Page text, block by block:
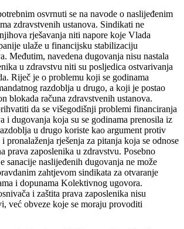
osvrnuti se na navode o naslijeđenim
zdravstvenih ustanova. Sindikati ne
rješavanja niti napore koje Vlada
ulaže u financijsku stabilizaciju
Međutim, navedena dugovanja nisu nastala
u zdravstvu niti su posljedica ostvarivanja
Riječ je o problemu koji se godinama
razdoblja u drugo, a koji je postao
blokada računa zdravstvenih ustanova.
da se višegodišnji problemi financiranja
i dugovanja koja su se godinama prenosila iz
u drugo koriste kao argument protiv
pronalaženja rješenja za pitanja koja se odnose
prava zaposlenika u zdravstvu. Posebno
sanacije naslijeđenih dugovanja ne može
zahtjevom sindikata za otvaranje
i dopunama Kolektivnog ugovora.
i zaštita prava zaposlenika nisu
već obveze koje se moraju provoditi